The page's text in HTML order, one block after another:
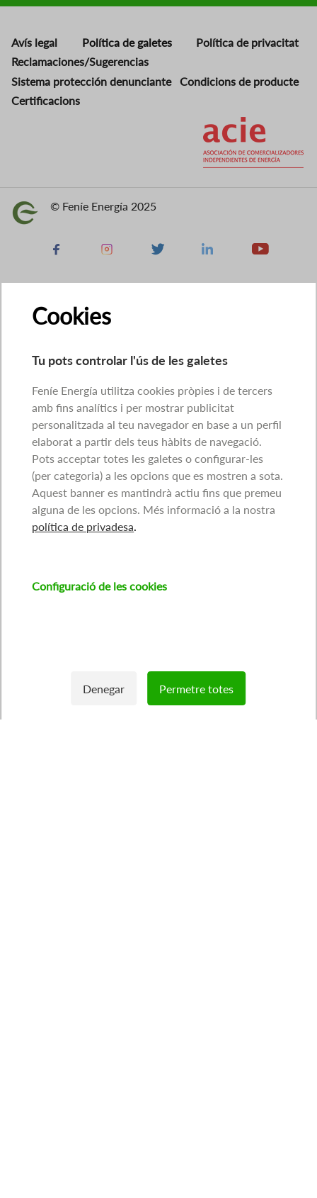
Avís legal Política de galetes
Política de privacitat
Reclamaciones/Sugerencias
Sistema protección denunciante
Condicions de producte
Certificacions
Imatge © Feníe Energía 2025
Facebook Instagram X Linkedin Youtube
Cookies
Tu pots controlar l'ús de les galetes
Feníe Energía utilitza cookies pròpies i de tercers
amb fins analítics i per mostrar publicitat
personalitzada al teu navegador en base a un perfil
elaborat a partir dels teus hàbits de navegació.
Pots acceptar totes les galetes o configurar-les
(per categoria) a les opcions que es mostren a sota.
Aquest banner es mantindrà actiu fins que premeu
alguna de les opcions. Més informació a la nostra
política de privadesa
Configuració de les cookies
Denegar Permetre totes
Withdraw consent